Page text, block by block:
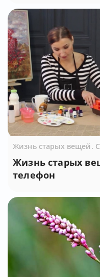
Жизнь старых вещей.
Жизнь старых
телефон